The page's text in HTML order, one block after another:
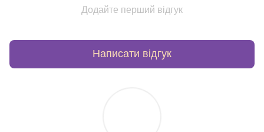
Додайте перший відгук
Написати відгук